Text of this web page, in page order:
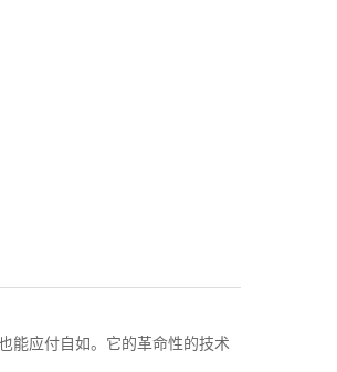
能应付自如。它的革命性的技术